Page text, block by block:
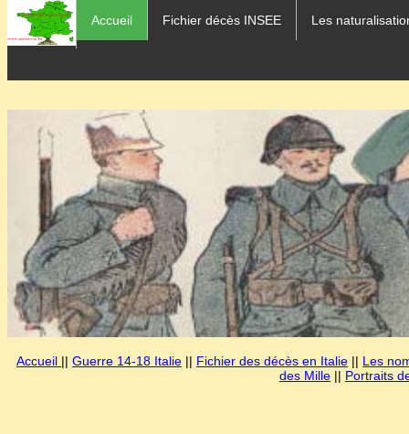
Accueil Fichier décès INSEE Les
Accueil || Guerre 14-18 Italie || Fichier des décès en Italie || Les
des Mille || Portraits